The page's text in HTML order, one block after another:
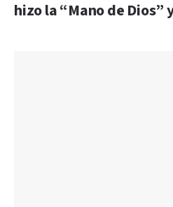
hizo la “Mano de Dios”